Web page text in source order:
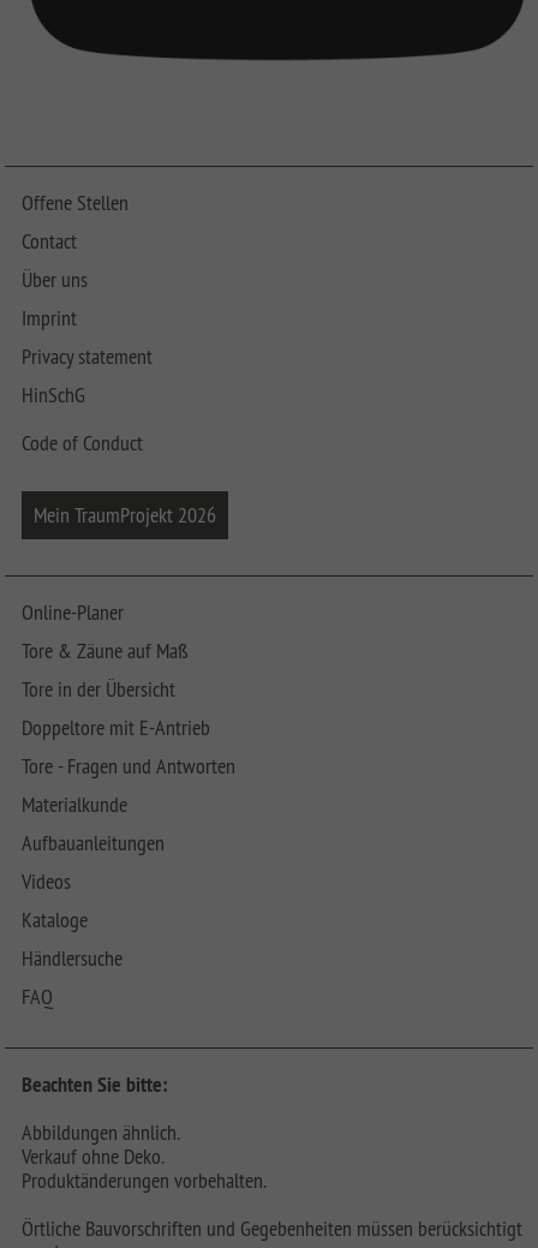
Offene Stellen
Contact
Über uns
Imprint
Privacy statement
HinSchG
Code of Conduct
Mein TraumProjekt 2026
Online-Planer
Tore & Zäune auf Maß
Tore in der Übersicht
Doppeltore mit E-Antrieb
Tore - Fragen und Antworten
Materialkunde
Aufbauanleitungen
Videos
Kataloge
Händlersuche
FAQ
Beachten Sie bitte:
Abbildungen ähnlich.
Verkauf ohne Deko.
Produktänderungen vorbehalten.
Örtliche Bauvorschriften und Gegebenheiten müssen berücksichtigt